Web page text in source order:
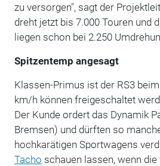
zu versorgen", sagt der
dreht jetzt bis 7.000 Touren und
liegen schon bei 2.250
Spitzentemp angesagt
Klassen-Primus ist der RS3
km/h können freigeschaltet
Der Kunde ordert das Dynamik
Bremsen) und dürften so
hochkarätigen Sportwagens
Tacho schauen lassen, wenn